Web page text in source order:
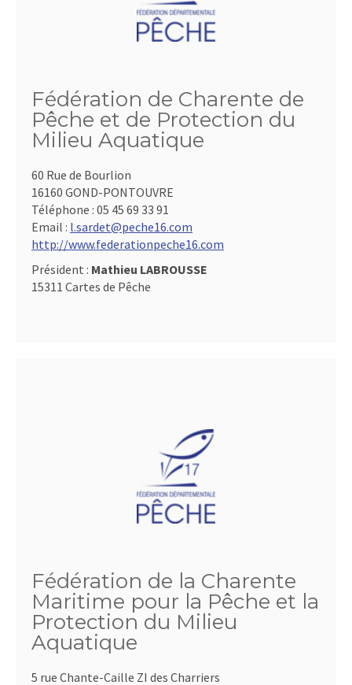
Fédération de Charente de
Pêche et de Protection du
Milieu Aquatique
60 Rue de Bourlion
16160 GOND-PONTOUVRE
Téléphone : 05 45 69 33 91
Email : l.sardet@peche16.com
http://www.federationpeche16.com
Président : Mathieu LABROUSSE
15311 Cartes de Pêche
Fédération de la Charente
Maritime pour la Pêche et la
Protection du Milieu
Aquatique
5 rue Chante-Caille ZI des Charriers